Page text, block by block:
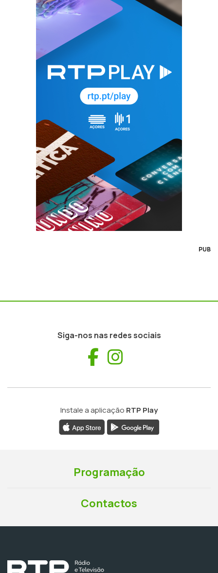
PUB
Siga-nos nas redes sociais
Facebook
Instale a aplicação RTP Play
Programação
Contactos